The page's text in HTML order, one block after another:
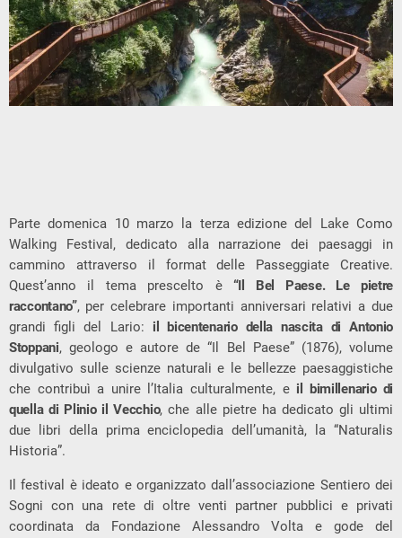
Parte domenica 10 marzo la terza edizione del Lake Como
Walking Festival, dedicato alla narrazione dei paesaggi in
cammino attraverso il format delle Passeggiate Creative.
Quest’anno il tema prescelto è“Il Bel Paese. Le pietre
raccontano”, per celebrare importanti anniversari relativi a due
grandi figli del Lario: il bicentenario della nascita di Antonio
Stoppani, geologo e autore de “Il Bel Paese” (1876), volume
divulgativo sulle scienze naturali e le bellezze paesaggistiche
che contribuì a unire l’Italia culturalmente, e il bimillenario di
quella di Plinio il Vecchio, che alle pietre ha dedicato gli ultimi
due libri della prima enciclopedia dell’umanità, la “Naturalis
Historia”.
Il festival è ideato e organizzato dall’associazione Sentiero dei
Sogni con una rete di oltre venti partner pubblici e privati
coordinata da Fondazione Alessandro Volta e gode del